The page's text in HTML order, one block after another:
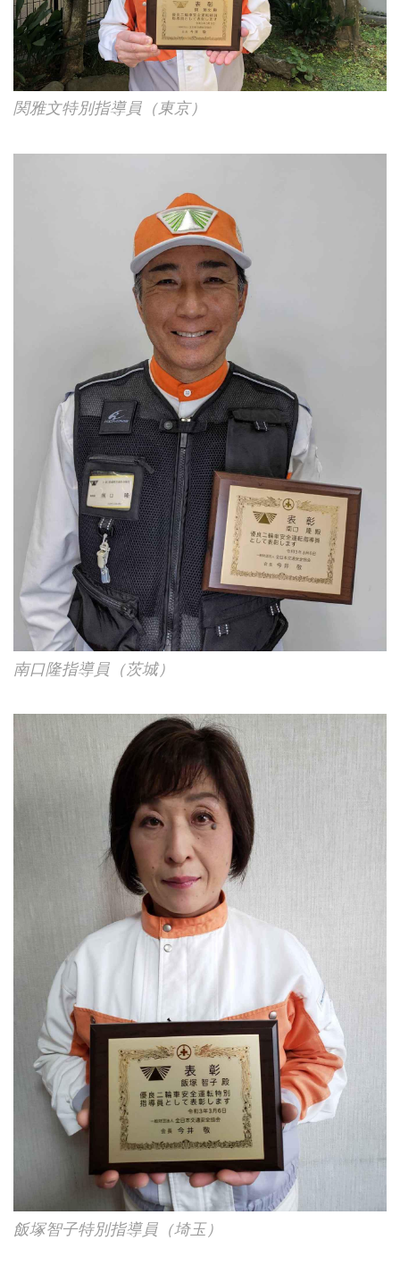
関雅文特別指導員（東京）
南口隆指導員（茨城）
飯塚智子特別指導員（埼玉）